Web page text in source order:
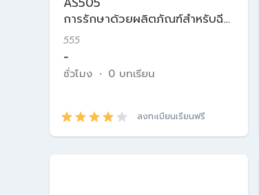
การรักษาด้วยผลิตภัณฑ์สำหรับฉีด
ในเวชศาสตร์ความงาม
555
-
ชั่วโมง · 0 บทเรียน
ลงทะเบียนเรียนฟรี